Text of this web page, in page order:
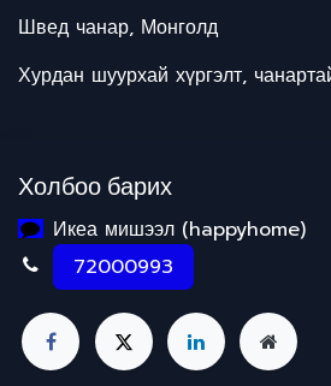
Швед чанар, Монголд
Хурдан шуурхай хүргэлт,
Холбоо барих
Икеа мишээл (happyhome)
72000993